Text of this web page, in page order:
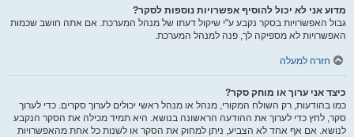
מדוע אני לא יכול להוסיף אפשרויות נוספות לסקר?
גבול האפשרויות בסקר נקבע ע"י שיקול דעתו של מנהל המערכת. אם אתה חושב שכמות
האפשרויות לא מספיקה לך, פנה למנהל המערכת.
חזרה למעלה
כיצד אני ערוך או מוחק סקר?
כמו בהודעות, רק השולח המקורי, מנהל או מנהל ראשי יכולים לערוך סקרים. כדי לערוך
סקר, לחץ כדי לערוך את ההודעה הראשונה בנושא. היא תמיד מכילה את הסקר הנקבע
לנושא. אם אף אחד לא הצביע, ניתן למחוק את הסקר או לשנות כל אחת מהאפשרויות